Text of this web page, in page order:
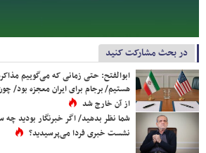
در بحث مشارکت کنید
ابوالفتح: حتی زمانی که می‌گوییم
هستیم/ برجام برای ایران معجزه بود/
از آن خارج شد
شما نظر بدهید/ اگر خبرنگار بودید
نشست خبری فردا می‌پرسیدید؟